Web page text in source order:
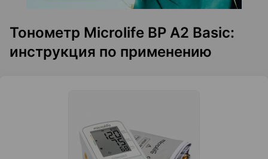
Тонометр Microlife BP A2 Basic:
инструкция по применению